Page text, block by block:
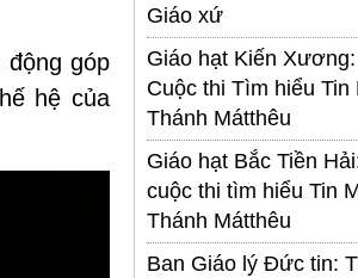
góp
hệ của
Giáo xứ
Giáo hạt Kiến
Cuộc thi Tìm hiểu Tin
Thánh Mátthêu
Giáo hạt Bắc Tiền
cuộc thi tìm hiểu Tin
Thánh Mátthêu
Ban Giáo lý Đức tin: